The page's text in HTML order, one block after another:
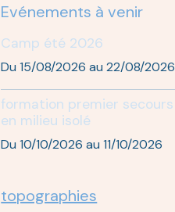
Evénements à venir
Camp été 2026
Du 15/08/2026 au 22/08/2026
formation premier secours
en milieu isolé
Du 10/10/2026 au 11/10/2026
topographies